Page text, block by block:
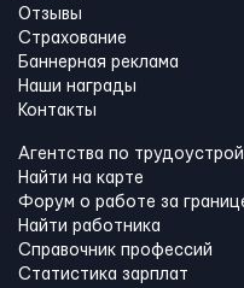
Отзывы
Страхование
Баннерная реклама
Наши награды
Контакты
Агентства по
Найти на карте
Форум о работе за
Найти работника
Справочник профессий
Статистика зарплат